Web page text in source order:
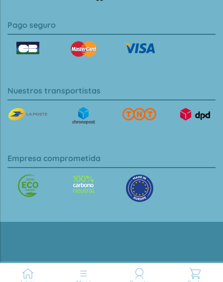
Pago seguro
Nuestros transportistas
Empresa comprometida